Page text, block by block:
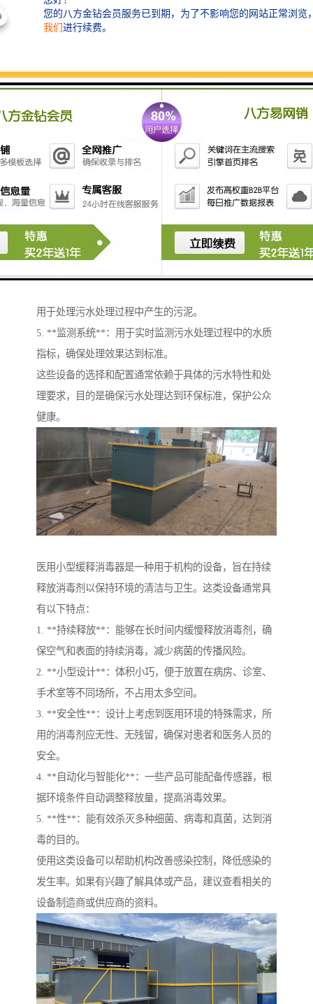
疾控中心（疾病预防控制中心）在污水处理方面通常会
关注污水的安全处理与消毒以预防疾病的传播。污水处
理设备在这一过程中扮演了重要角色，常见的设备包
括：
1. **预处理设备**：包括格栅和沉砂池，用于去除污水
中的大颗粒和沉淀物。
2. **生物处理系统**：如活性污泥法、膜生物反应器
（MBR）等，通过微生物降解污水中的有机物。
3. **消毒设备**：如紫外线消毒器、臭氧消毒器和氯化
用于处理污水处理过程中产生的污泥。
5. **监测系统**：用于实时监测污水处理过程中的水质
指标，确保处理效果达到标准。
这些设备的选择和配置通常依赖于具体的污水特性和处
理要求，目的是确保污水处理达到环保标准，保护公众
健康。
医用小型缓释消毒器是一种用于机构的设备，旨在持续
释放消毒剂以保持环境的清洁与卫生。这类设备通常具
有以下特点：
1. **持续释放**：能够在长时间内缓慢释放消毒剂，确
保空气和表面的持续消毒，减少病菌的传播风险。
2. **小型设计**：体积小巧，便于放置在病房、诊室、
手术室等不同场所，不占用太多空间。
3. **安全性**：设计上考虑到医用环境的特殊需求，所
用的消毒剂应无性、无残留，确保对患者和医务人员的
安全。
4. **自动化与智能化**：一些产品可能配备传感器，根
据环境条件自动调整释放量，提高消毒效果。
5. **性**：能有效杀灭多种细菌、病毒和真菌，达到消
毒的目的。
使用这类设备可以帮助机构改善感染控制，降低感染的
发生率。如果有兴趣了解具体或产品，建议查看相关的
设备制造商或供应商的资料。